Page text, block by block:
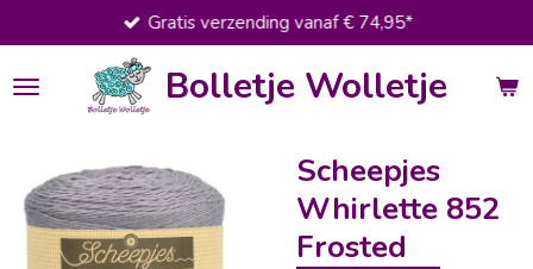
direct
naar
de
Bolletje Wolletje
Gratis verzending vanaf € 74,95*
Scheepjes
Whirlette 852
Frosted